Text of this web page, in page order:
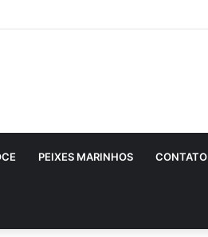
PEIXES MARINHOS CONTATO